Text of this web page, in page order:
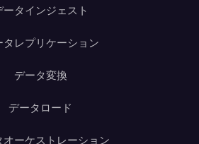
ータインジェスト
タレプリケーション
データ変換
データロード
オーケストレーション